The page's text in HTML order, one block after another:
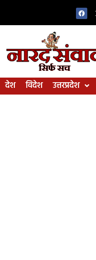
देश विदेश उत्तरप्रदेश